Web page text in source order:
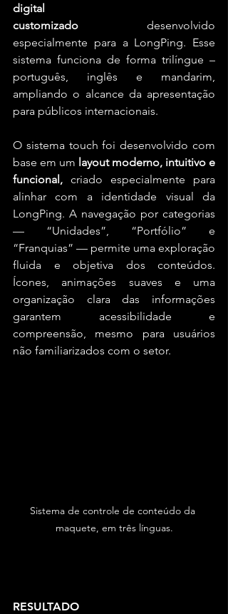
digital
customizado desenvolvido
especialmente para a LongPing. Esse
sistema funciona de forma trilíngue –
português, inglês e mandarim,
ampliando o alcance da apresentação
para públicos internacionais.
O sistema touch foi desenvolvido com
base em um layout moderno, intuitivo e
funcional, criado especialmente para
alinhar com a identidade visual da
LongPing. A navegação por categorias
— “Unidades”, “Portfólio” e
“Franquias” — permite uma exploração
fluida e objetiva dos conteúdos.
Ícones, animações suaves e uma
organização clara das informações
garantem acessibilidade e
compreensão, mesmo para usuários
não familiarizados com o setor.
Sistema de controle de conteúdo da
maquete, em três línguas.
RESULTADO